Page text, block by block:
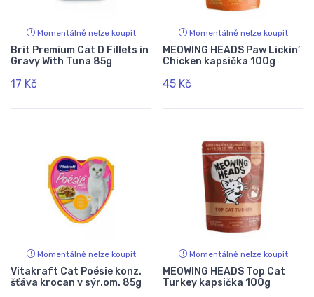
Momentálně nelze koupit
Brit Premium Cat D Fillets in
Gravy With Tuna 85g
17 Kč
Momentálně nelze koupit
MEOWING HEADS Paw Lickin’
Chicken kapsička 100g
45 Kč
Momentálně nelze koupit
Vitakraft Cat Poésie konz.
šťáva krocan v sýr.om. 85g
Momentálně nelze koupit
MEOWING HEADS Top Cat
Turkey kapsička 100g